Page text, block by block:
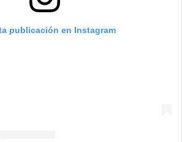
publicación en Instagram